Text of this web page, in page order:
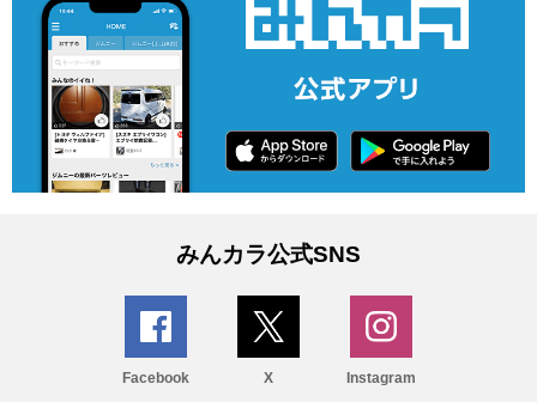
みんカラ公式SNS
Facebook X Instagram